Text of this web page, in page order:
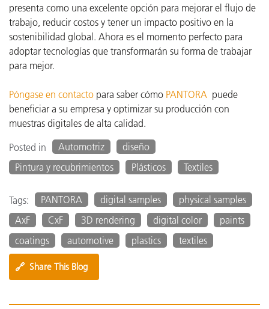
presenta como una excelente opción para mejorar el flujo de
trabajo, reducir costos y tener un impacto positivo en la
sostenibilidad global. Ahora es el momento perfecto para
adoptar tecnologías que transformarán su forma de trabajar
para mejor.
Póngase en contacto para saber cómo PANTORA puede
beneficiar a su empresa y optimizar su producción con
muestras digitales de alta calidad.
Posted in
Automotriz
diseño
Pintura y recubrimientos
Plásticos Textiles
Tags: PANTORA digital samples
physical samples
AxF
CxF 3D rendering digital color
paints
coatings
automotive plastics textiles
🔗 Share This Blog